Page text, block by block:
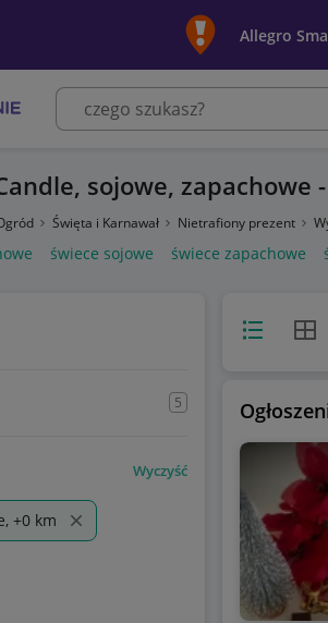
Allegro
sojowe, zapachowe
Święta i Karnawał Nietrafiony prezent
świece sojowe świece zapachowe
5
Wyczyść
+0 km
Widok listy